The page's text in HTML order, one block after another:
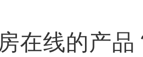
在线的产品